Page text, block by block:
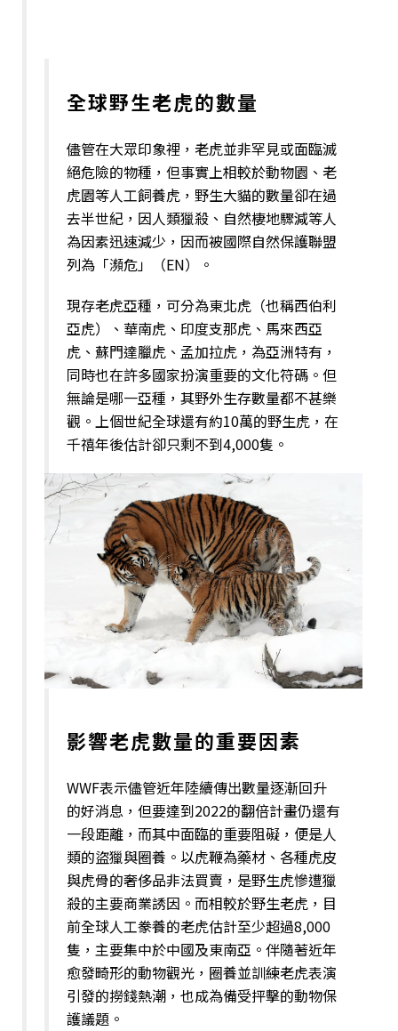
全球野生老虎的數量
儘管在大眾印象裡，老虎並非罕見或面臨滅
絕危險的物種，但事實上相較於動物園、老
虎園等人工飼養虎，野生大貓的數量卻在過
去半世紀，因人類獵殺、自然棲地驟減等人
為因素迅速減少，因而被國際自然保護聯盟
列為「瀕危」（EN）。
現存老虎亞種，可分為東北虎（也稱西伯利
亞虎）、華南虎、印度支那虎、馬來西亞
虎、蘇門達臘虎、孟加拉虎，為亞洲特有，
同時也在許多國家扮演重要的文化符碼。但
無論是哪一亞種，其野外生存數量都不甚樂
觀。上個世紀全球還有約10萬的野生虎，在
千禧年後估計卻只剩不到4,000隻。
影響老虎數量的重要因素
WWF表示儘管近年陸續傳出數量逐漸回升
的好消息，但要達到2022的翻倍計畫仍還有
一段距離，而其中面臨的重要阻礙，便是人
類的盜獵與圈養。以虎鞭為藥材、各種虎皮
與虎骨的奢侈品非法買賣，是野生虎慘遭獵
殺的主要商業誘因。而相較於野生老虎，目
前全球人工豢養的老虎估計至少超過8,000
隻，主要集中於中國及東南亞。伴隨著近年
愈發畸形的動物觀光，圈養並訓練老虎表演
引發的撈錢熱潮，也成為備受抨擊的動物保
護議題。